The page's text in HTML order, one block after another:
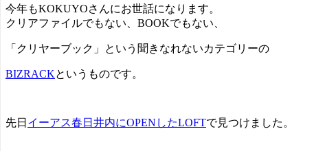
今年もKOKUYOさんにお世話になります。
クリアファイルでもない、BOOKでもない、
「クリヤーブック」という聞きなれないカテゴリーの
BIZRACKというものです。
先日 イーアス春日井内にOPENしたLOFTで見つけました。